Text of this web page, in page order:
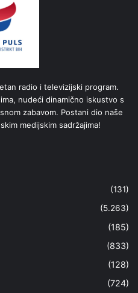
radio i televizijski program.
nudeći dinamično iskustvo s
zabavom. Postani dio naše
medijskim sadržajima!
(131)
(5.263)
(185)
(833)
(128)
(724)